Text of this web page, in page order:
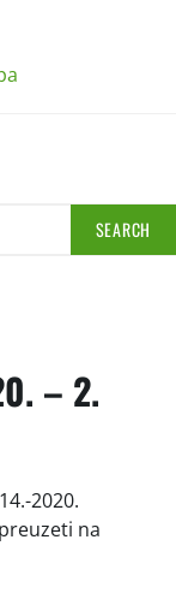
– 2.
2020.
na